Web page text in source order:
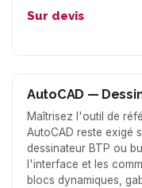
Sur devis
AutoCAD —
Maîtrisez l'outil de
AutoCAD reste exigé
dessinateur BTP ou
l'interface et les
blocs dynamiques,